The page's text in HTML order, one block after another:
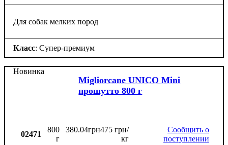
Для собак мелких пород
Класс: Супер-премиум
Migliorcane UNICO Mini
прошутто 800 г
Новинка
02471
800
г
380.04грн475 грн/
кг
Сообщить о
поступлении